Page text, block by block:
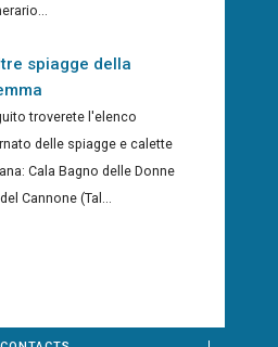
spiagge della
troverete l'elenco
delle spiagge e calette
Cala Bagno delle Donne
Cannone (Tal...